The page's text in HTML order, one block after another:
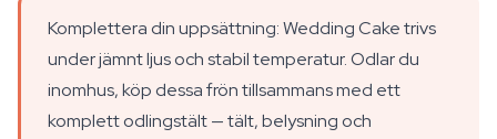
Komplettera din uppsättning: Wedding Cake trivs
under jämnt ljus och stabil temperatur. Odlar du
inomhus, köp dessa frön tillsammans med ett
komplett odlingstält — tält, belysning och